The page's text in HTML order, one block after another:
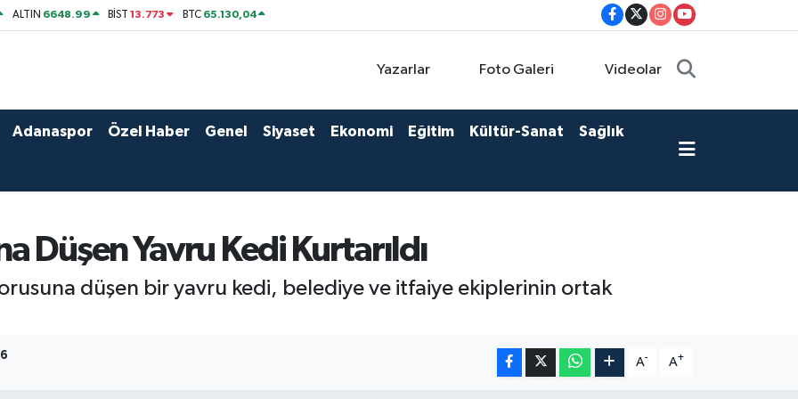
ALTIN 6648.99 BİST13.773 BTC 65.130,04
Yazarlar Foto Galeri Videolar
Adanaspor Özel Haber Genel Siyaset Ekonomi Eğitim Kültür-Sanat Sağlık
Düşen Yavru Kedi Kurtarıldı
düşen bir yavru kedi, belediye ve itfaiye ekiplerinin ortak
A- A+